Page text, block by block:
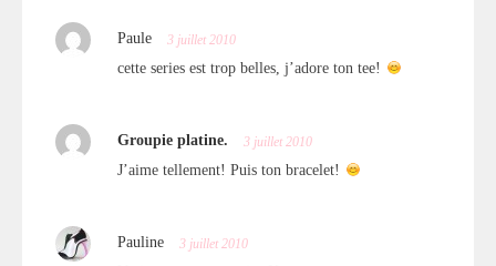
Paule 3 juillet 2010
cette series est trop belles, j’adore ton tee!
Groupie platine. 3 juillet 2010
J’aime tellement! Puis ton bracelet!
Pauline 3 juillet 2010